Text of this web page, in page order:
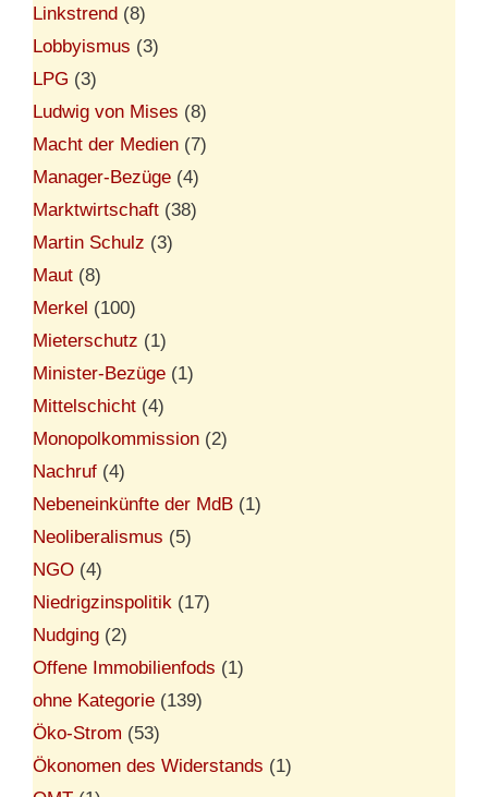
Linkstrend (8)
Lobbyismus (3)
LPG (3)
Ludwig von Mises (8)
Macht der Medien (7)
Manager-Bezüge (4)
Marktwirtschaft (38)
Martin Schulz (3)
Maut (8)
Merkel (100)
Mieterschutz (1)
Minister-Bezüge (1)
Mittelschicht (4)
Monopolkommission (2)
Nachruf (4)
Nebeneinkünfte der MdB (1)
Neoliberalismus (5)
NGO (4)
Niedrigzinspolitik (17)
Nudging (2)
Offene Immobilienfods (1)
ohne Kategorie (139)
Öko-Strom (53)
Ökonomen des Widerstands (1)